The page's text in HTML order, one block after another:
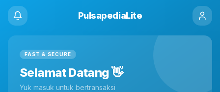
PulsapediaLite
FAST & SECURE
Selamat Datang 👋
Yuk masuk untuk bertransaksi